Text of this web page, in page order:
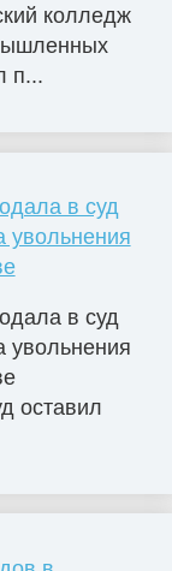
колледж
п...
в суд
увольнения
в суд
увольнения
оставил